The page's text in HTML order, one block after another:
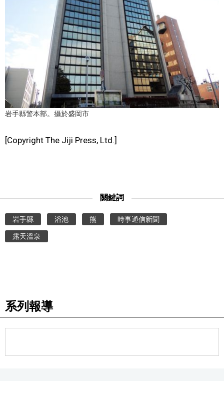
生活
運動
醫療健康
岩手縣警本部。攝於盛岡市
[Copyright The Jiji Press, Ltd.]
關鍵詞
岩手縣 浴池 熊 時事通信新聞
露天溫泉
系列報導